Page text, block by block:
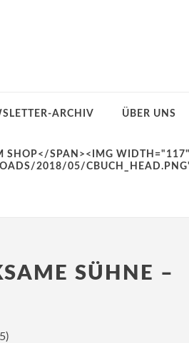
ARCHIV ÜBER UNS
SÜHNE –